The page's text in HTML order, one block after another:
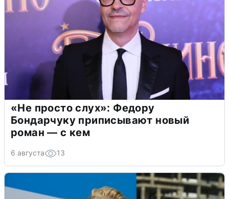
«Не просто слух»: Федору
Бондарчуку приписывают новый
роман — с кем
6 августа 13